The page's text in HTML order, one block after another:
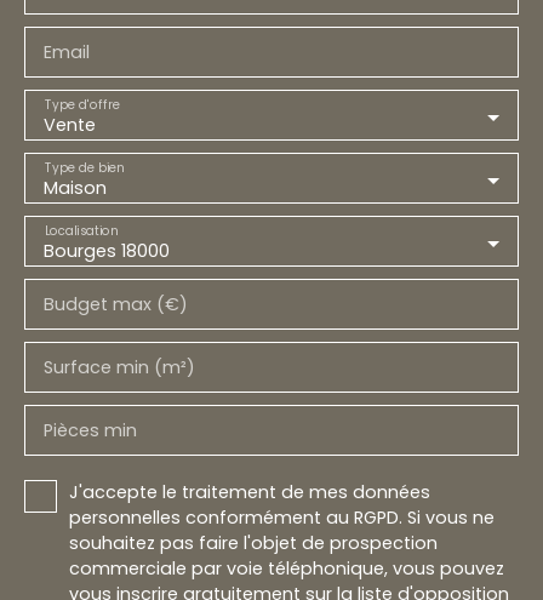
Email
Vente
Type d'offre
Maison
Type de bien
Bourges 18000
Localisation
Budget max (€)
Surface min (m²)
Pièces min
J'accepte le traitement de mes données
personnelles conformément au RGPD. Si vous ne
souhaitez pas faire l'objet de prospection
commerciale par voie téléphonique, vous pouvez
vous inscrire gratuitement sur la liste d'opposition